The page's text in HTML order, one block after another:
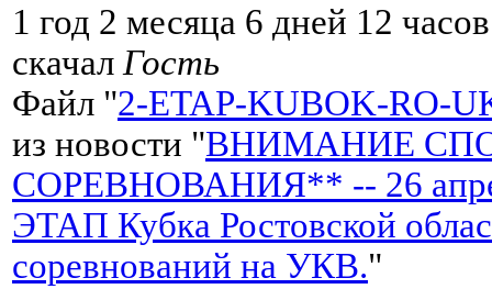
1 год 2 месяца 6 дней 12
скачал Гость
Файл "2-ETAP-KUBOK-RO-
из новости "ВНИМАНИЕ
СОРЕВНОВАНИЯ** -- 26
ЭТАП Кубка Ростовской
соревнований на УКВ."